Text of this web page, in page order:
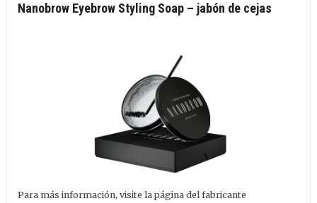
Nanobrow Eyebrow Styling Soap – jabón de cejas
Para más información, visite la página del fabricante